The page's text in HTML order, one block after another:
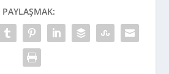
PAYLAŞMAK: